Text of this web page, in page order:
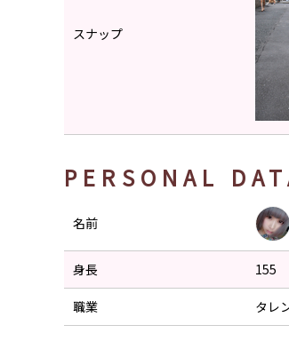
スナップ
PERSONAL
名前
身長 155
職業 タレ